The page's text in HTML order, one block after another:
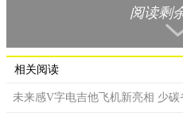
择性别，打造你的专属狗狗。
阅读剩
相关阅读
未来感V字电吉他飞机新亮相 少碳